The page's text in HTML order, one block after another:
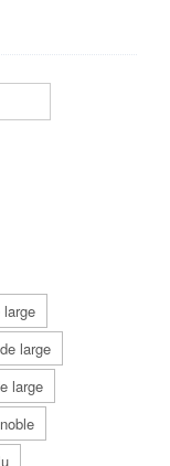
large
large